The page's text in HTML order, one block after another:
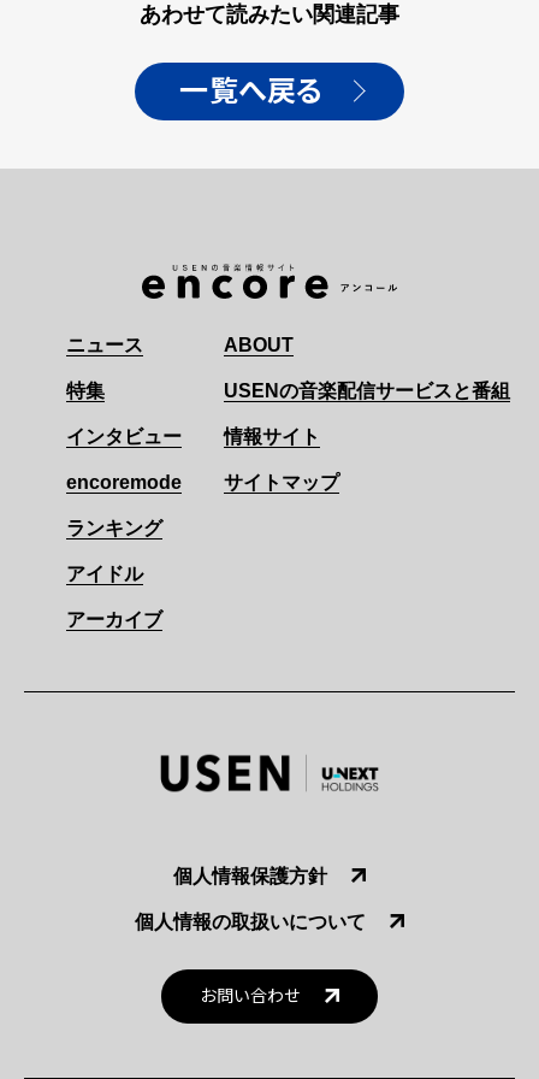
あわせて読みたい関連記事
一覧へ戻る
ニュース
特集
インタビュー
encoremode
ランキング
アイドル
アーカイブ
ABOUT
USENの音楽配信サービスと番組
情報サイト
サイトマップ
個人情報保護方針
個人情報の取扱いについて
お問い合わせ